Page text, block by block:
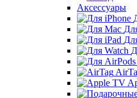
Аксессуары